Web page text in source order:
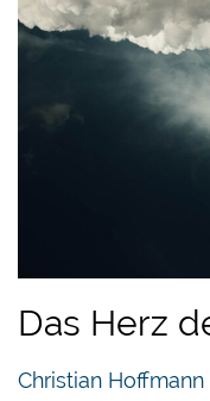
Das Herz
Christian Hoffmann